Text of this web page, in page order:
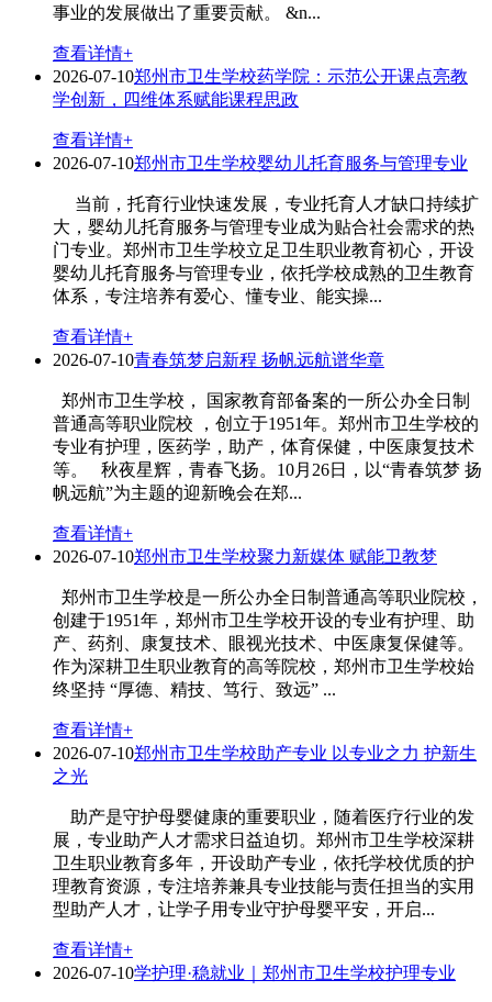
事业的发展做出了重要贡献。 &n...
查看详情+
2026-07-10郑州市卫生学校药学院：示范公开课点亮教
学创新，四维体系赋能课程思政
查看详情+
2026-07-10郑州市卫生学校婴幼儿托育服务与管理专业
当前，托育行业快速发展，专业托育人才缺口持续扩
大，婴幼儿托育服务与管理专业成为贴合社会需求的热
门专业。郑州市卫生学校立足卫生职业教育初心，开设
婴幼儿托育服务与管理专业，依托学校成熟的卫生教育
体系，专注培养有爱心、懂专业、能实操...
查看详情+
2026-07-10青春筑梦启新程 扬帆远航谱华章
郑州市卫生学校， 国家教育部备案的一所公办全日制
普通高等职业院校 ，创立于1951年。郑州市卫生学校的
专业有护理，医药学，助产，体育保健，中医康复技术
等。 秋夜星辉，青春飞扬。10月26日，以“青春筑梦 扬
帆远航”为主题的迎新晚会在郑...
查看详情+
2026-07-10郑州市卫生学校聚力新媒体 赋能卫教梦
郑州市卫生学校是一所公办全日制普通高等职业院校，
创建于1951年，郑州市卫生学校开设的专业有护理、助
产、药剂、康复技术、眼视光技术、中医康复保健等。
作为深耕卫生职业教育的高等院校，郑州市卫生学校始
终坚持 “厚德、精技、笃行、致远” ...
查看详情+
2026-07-10郑州市卫生学校助产专业 以专业之力 护新生
之光
助产是守护母婴健康的重要职业，随着医疗行业的发
展，专业助产人才需求日益迫切。郑州市卫生学校深耕
卫生职业教育多年，开设助产专业，依托学校优质的护
理教育资源，专注培养兼具专业技能与责任担当的实用
型助产人才，让学子用专业守护母婴平安，开启...
查看详情+
2026-07-10学护理·稳就业｜郑州市卫生学校护理专业